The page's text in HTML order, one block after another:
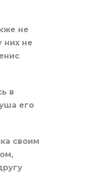
не
них не
в
его
своим